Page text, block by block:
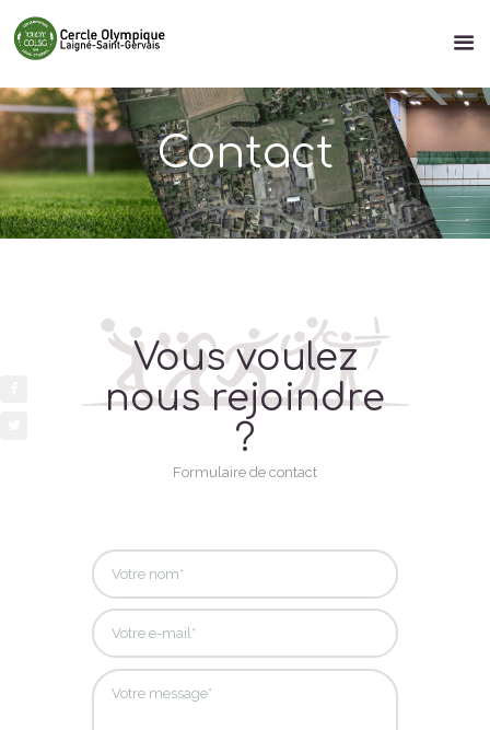
Contact
Vous voulez
nous rejoindre
?
Formulaire de contact